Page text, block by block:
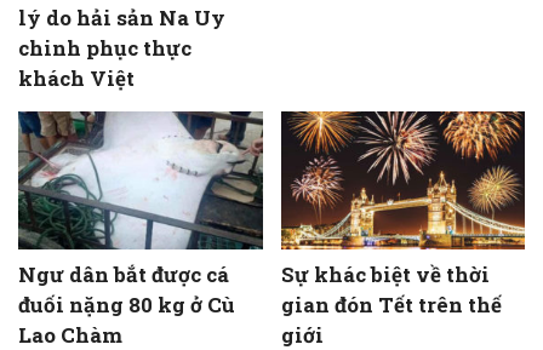
lý do hải sản Na Uy
chinh phục thực
khách Việt
Ngư dân bắt được cá
đuối nặng 80 kg ở Cù
Lao Chàm
Sự khác biệt về thời
gian đón Tết trên thế
giới